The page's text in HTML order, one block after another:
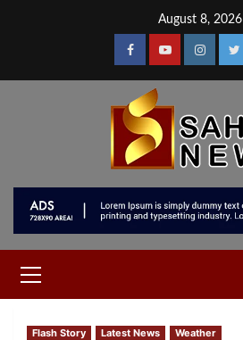
August 8, 2026
Flash Story Latest News Weather